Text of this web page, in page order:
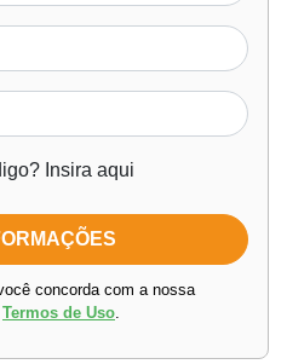
Insira aqui
concorda com a nossa
Termos de Uso.